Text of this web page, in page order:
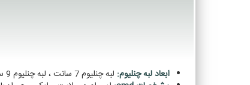
ابعاد لبه چنلیوم: لبه چنلیوم 7 سانت ، لبه چنلیوم 9 سانت ، لبه چنلیوم 11 سانت